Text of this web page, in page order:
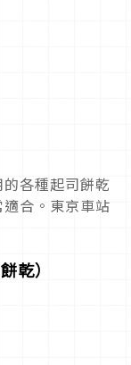
各種起司餅乾
合。東京車站
乾）